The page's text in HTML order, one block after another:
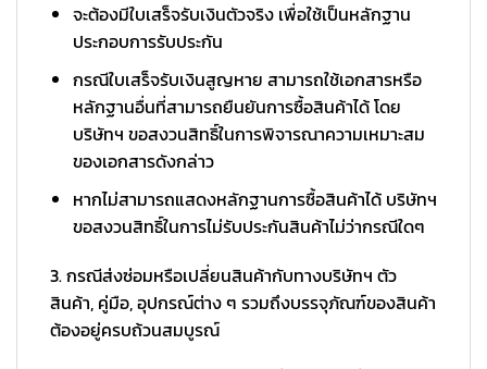
จะต้องมีใบเสร็จรับเงินตัวจริง เพื่อใช้เป็นหลักฐาน
ประกอบการรับประกัน
กรณีใบเสร็จรับเงินสูญหาย สามารถใช้เอกสารหรือ
หลักฐานอื่นที่สามารถยืนยันการซื้อสินค้าได้ โดย
บริษัทฯ ขอสงวนสิทธิ์ในการพิจารณาความเหมาะสม
ของเอกสารดังกล่าว
หากไม่สามารถแสดงหลักฐานการซื้อสินค้าได้ บริษัทฯ
ขอสงวนสิทธิ์ในการไม่รับประกันสินค้าไม่ว่ากรณีใดๆ
3. กรณีส่งซ่อมหรือเปลี่ยนสินค้ากับทางบริษัทฯ ตัว
สินค้า, คู่มือ, อุปกรณ์ต่าง ๆ รวมถึงบรรจุภัณฑ์ของสินค้า
ต้องอยู่ครบถ้วนสมบูรณ์